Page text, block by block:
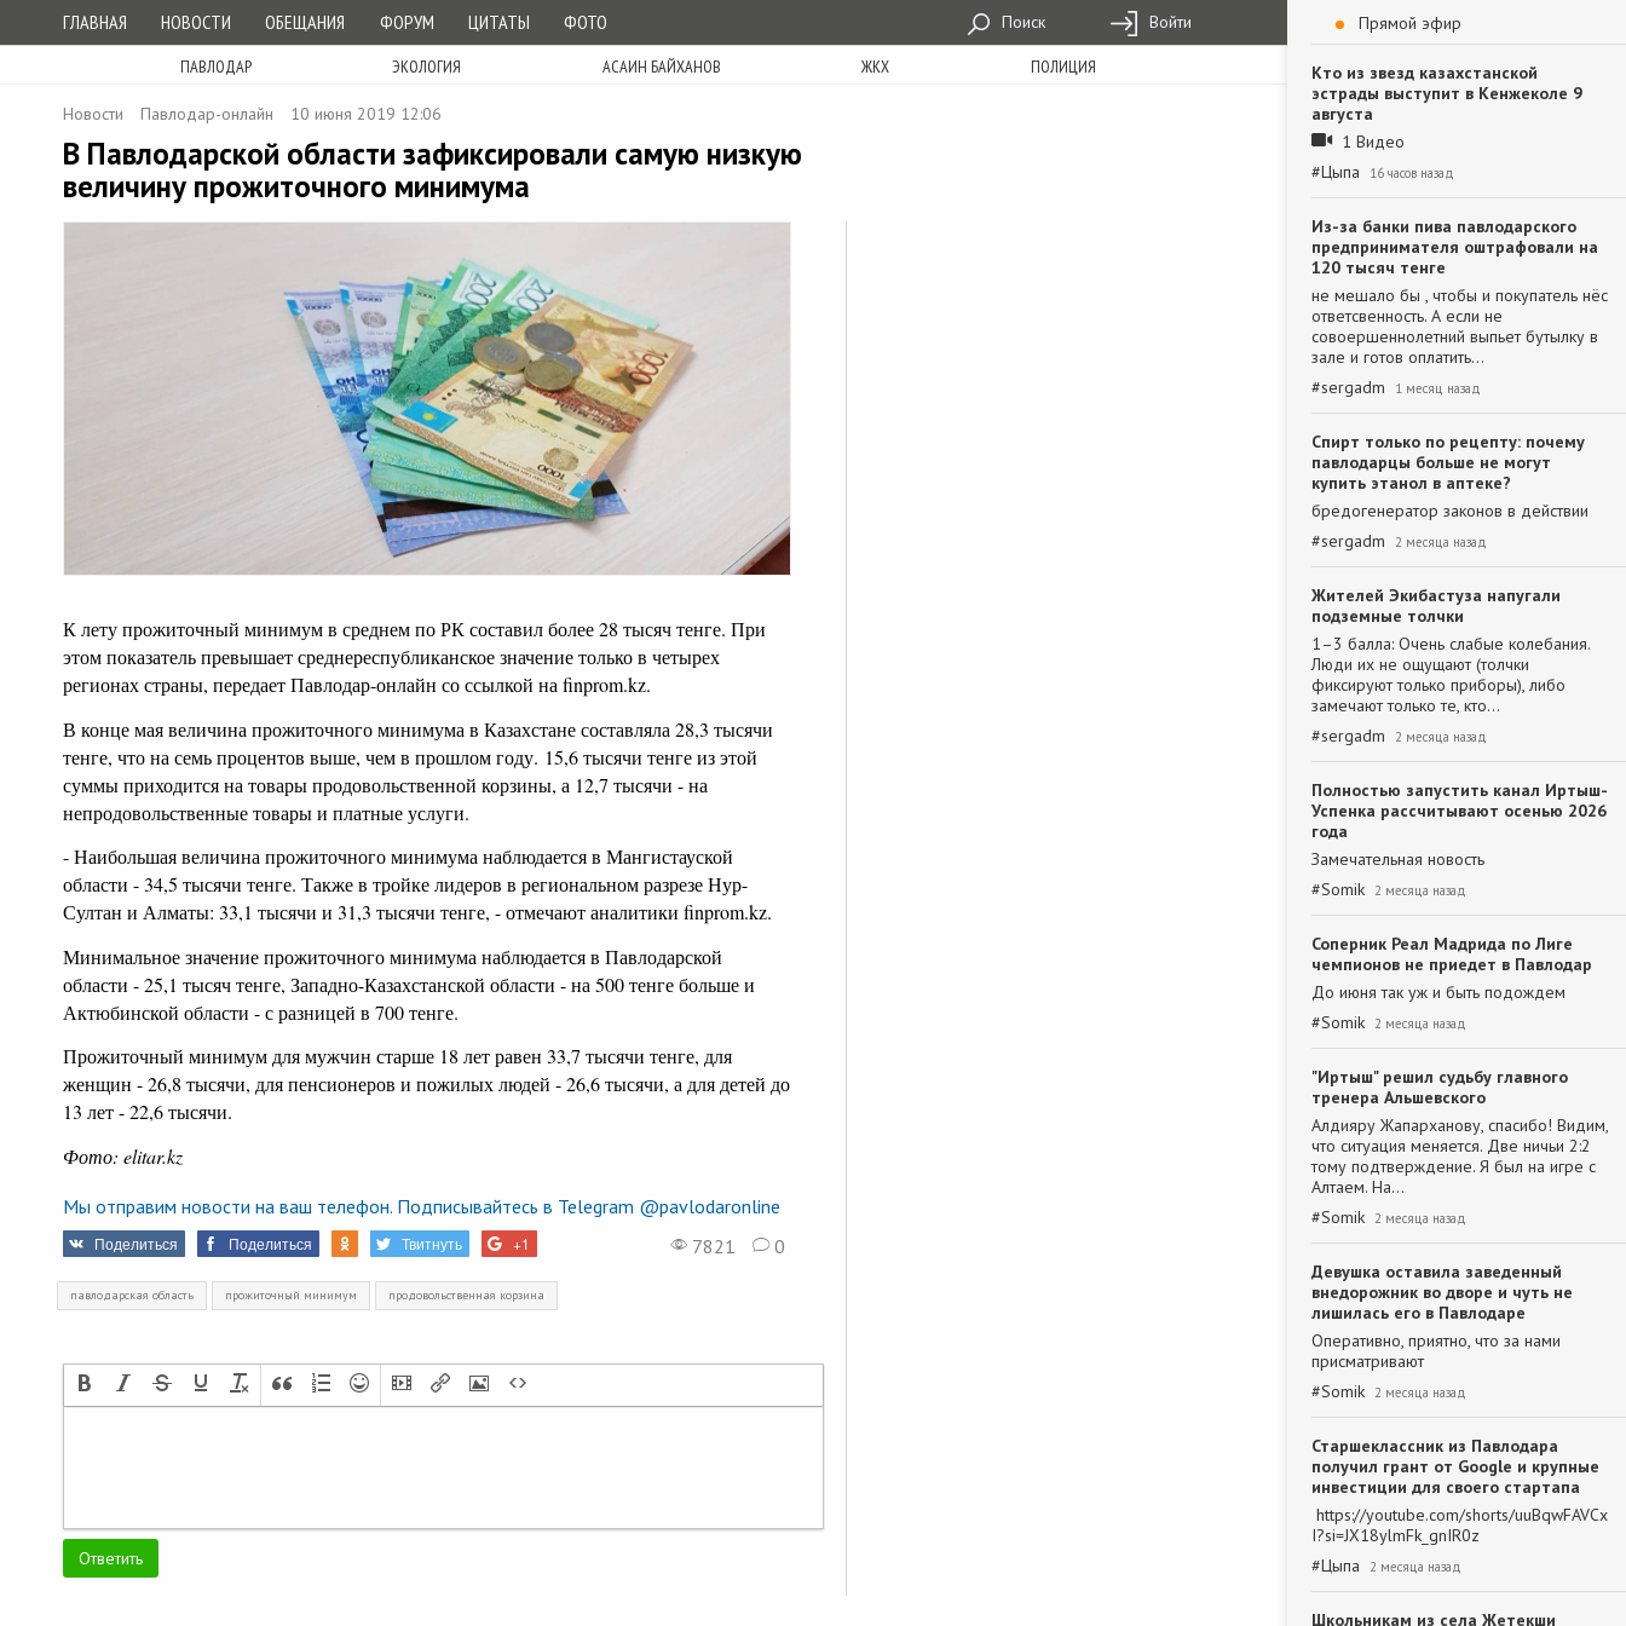
ГЛАВНАЯ НОВОСТИ ОБЕЩАНИЯ ФОРУМ ЦИТАТЫ ФОТО Поиск Войти
ПАВЛОДАР ЭКОЛОГИЯ АСАИН БАЙХАНОВ ЖКХ ПОЛИЦИЯ
Новости Павлодар-онлайн 10 июня 2019 12:06
В Павлодарской области зафиксировали самую низкую
величину прожиточного минимума
К лету прожиточный минимум в среднем по РК составил более 28 тысяч тенге. При
этом показатель превышает среднереспубликанское значение только в четырех
регионах страны, передает Павлодар-онлайн со ссылкой на finprom.kz.
В конце мая величина прожиточного минимума в Казахстане составляла 28,3 тысячи
тенге, что на семь процентов выше, чем в прошлом году. 15,6 тысячи тенге из этой
суммы приходится на товары продовольственной корзины, а 12,7 тысячи - на
непродовольственные товары и платные услуги.
- Наибольшая величина прожиточного минимума наблюдается в Мангистауской
области - 34,5 тысячи тенге. Также в тройке лидеров в региональном разрезе Нур-
Султан и Алматы: 33,1 тысячи и 31,3 тысячи тенге, - отмечают аналитики finprom.kz.
Минимальное значение прожиточного минимума наблюдается в Павлодарской
области - 25,1 тысяч тенге, Западно-Казахстанской области - на 500 тенге больше и
Актюбинской области - с разницей в 700 тенге.
Прожиточный минимум для мужчин старше 18 лет равен 33,7 тысячи тенге, для
женщин - 26,8 тысячи, для пенсионеров и пожилых людей - 26,6 тысячи, а для детей до
13 лет - 22,6 тысячи.
Фото: elitar.kz
Мы отправим новости на ваш телефон. Подписывайтесь в Telegram @pavlodaronline
Поделиться Поделиться Твитнуть +1 7821 0
павлодарская область прожиточный минимум продовольственная корзина
Прямой эфир
Кто из звезд казахстанской
эстрады выступит в Кенжеколе 9
августа
1 Видео
#Цыпа 16 часов назад
Из-за банки пива павлодарского
предпринимателя оштрафовали на
120 тысяч тенге
не мешало бы , чтобы и покупатель нёс
ответсвенность. А если не
совоершеннолетний выпьет бутылку в
зале и готов оплатить…
#sergadm 1 месяц назад
Спирт только по рецепту: почему
павлодарцы больше не могут
купить этанол в аптеке?
бредогенератор законов в действии
#sergadm 2 месяца назад
Жителей Экибастуза напугали
подземные толчки
1–3 балла: Очень слабые колебания.
Люди их не ощущают (толчки
фиксируют только приборы), либо
замечают только те, кто…
#sergadm 2 месяца назад
Полностью запустить канал Иртыш-
Успенка рассчитывают осенью 2026
года
Замечательная новость
#Somik 2 месяца назад
Соперник Реал Мадрида по Лиге
чемпионов не приедет в Павлодар
До июня так уж и быть подождем
#Somik 2 месяца назад
"Иртыш" решил судьбу главного
тренера Альшевского
Алдияру Жапарханову, спасибо! Видим,
что ситуация меняется. Две ничьи 2:2
тому подтверждение. Я был на игре с
Алтаем. На…
#Somik 2 месяца назад
Девушка оставила заведенный
внедорожник во дворе и чуть не
лишилась его в Павлодаре
Оперативно, приятно, что за нами
присматривают
#Somik 2 месяца назад
Старшеклассник из Павлодара
получил грант от Google и крупные
инвестиции для своего стартапа
https://youtube.com/shorts/uuBqwFAVCx
I?si=JX18ylmFk_gnIR0z
#Цыпа 2 месяца назад
Школьникам из села Жетекши